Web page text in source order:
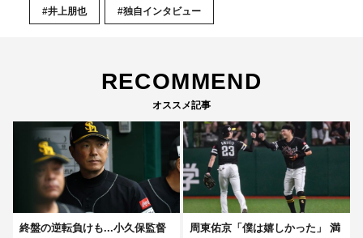
#井上朋也 #独自インタビュー
RECOMMEND
オススメ記事
終盤の逆転負けも...小久保監督 周東佑京「僕は嬉しかった」 満